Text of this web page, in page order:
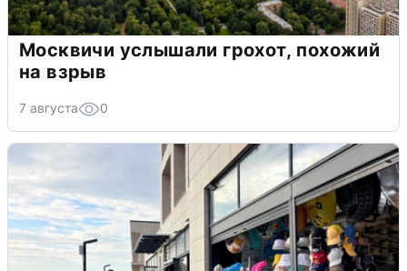
Москвичи услышали грохот, похожий
на взрыв
7 августа 0